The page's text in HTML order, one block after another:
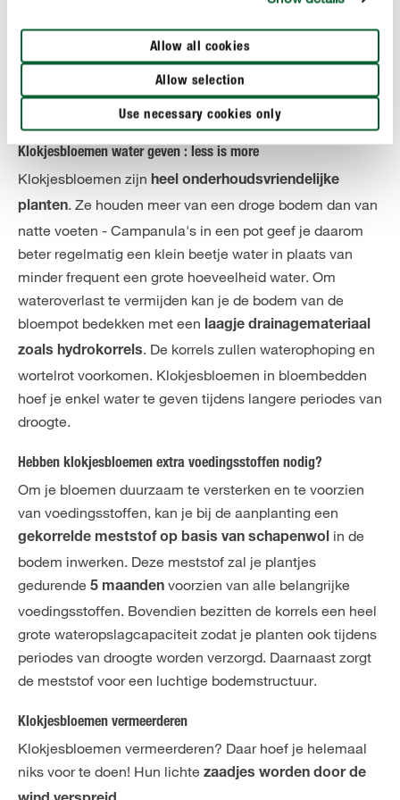
Allow all cookies
Allow selection
Use necessary cookies only
CORRECT VERZORGEN
Klokjesbloemen verzorgen
Klokjesbloemen water geven : less is more
Klokjesbloemen zijn heel onderhoudsvriendelijke
planten. Ze houden meer van een droge bodem dan van
natte voeten - Campanula's in een pot geef je daarom
beter regelmatig een klein beetje water in plaats van
minder frequent een grote hoeveelheid water. Om
wateroverlast te vermijden kan je de bodem van de
bloempot bedekken met een laagje drainagemateriaal
zoals hydrokorrels. De korrels zullen waterophoping en
wortelrot voorkomen. Klokjesbloemen in bloembedden
hoef je enkel water te geven tijdens langere periodes van
droogte.
Hebben klokjesbloemen extra voedingsstoffen nodig?
Om je bloemen duurzaam te versterken en te voorzien
van voedingsstoffen, kan je bij de aanplanting een
gekorrelde meststof op basis van schapenwol in de
bodem inwerken. Deze meststof zal je plantjes
gedurende 5 maanden voorzien van alle belangrijke
voedingsstoffen. Bovendien bezitten de korrels een heel
grote wateropslagcapaciteit zodat je planten ook tijdens
periodes van droogte worden verzorgd. Daarnaast zorgt
de meststof voor een luchtige bodemstructuur.
Klokjesbloemen vermeerderen
Klokjesbloemen vermeerderen? Daar hoef je helemaal
niks voor te doen! Hun lichte zaadjes worden door de